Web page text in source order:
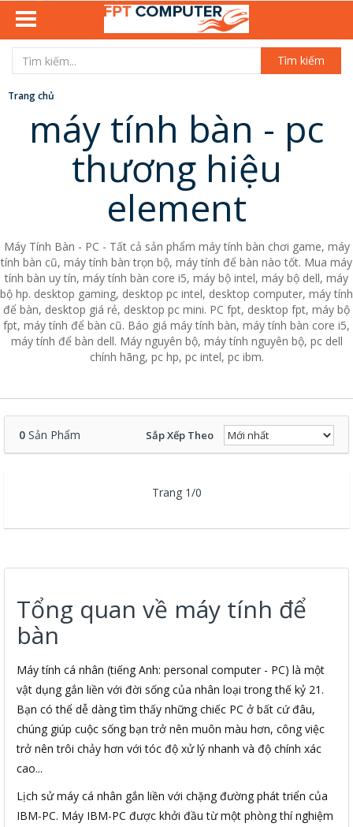
Tìm kiếm
Trang chủ
máy tính bàn - pc
thương hiệu
element
Máy Tính Bàn - PC - Tất cả sản phẩm máy tính bàn chơi game, máy
tính bàn cũ, máy tính bàn trọn bộ, máy tính để bàn nào tốt. Mua máy
tính bàn uy tín, máy tính bàn core i5, máy bộ intel, máy bộ dell, máy
bộ hp. desktop gaming, desktop pc intel, desktop computer, máy tính
để bàn, desktop giá rẻ, desktop pc mini. PC fpt, desktop fpt, máy bộ
fpt, máy tính để bàn cũ. Báo giá máy tính bàn, máy tính bàn core i5,
máy tính để bàn dell. Máy nguyên bộ, máy tính nguyên bộ, pc dell
chính hãng, pc hp, pc intel, pc ibm.
0 Sản Phẩm Sắp Xếp Theo
Trang 1/0
Tổng quan về máy tính để
bàn
Máy tính cá nhân (tiếng Anh: personal computer - PC) là một
vật dụng gắn liền với đời sống của nhân loại trong thế kỷ 21.
Bạn có thể dễ dàng tìm thấy những chiếc PC ở bất cứ đâu,
chúng giúp cuộc sống bạn trở nên muôn màu hơn, công việc
trở nên trôi chảy hơn với tóc độ xử lý nhanh và độ chính xác
cao...
Lịch sử máy cá nhân gắn liền với chặng đường phát triển của
IBM-PC. Máy IBM-PC được khởi đầu từ một phòng thí nghiệm